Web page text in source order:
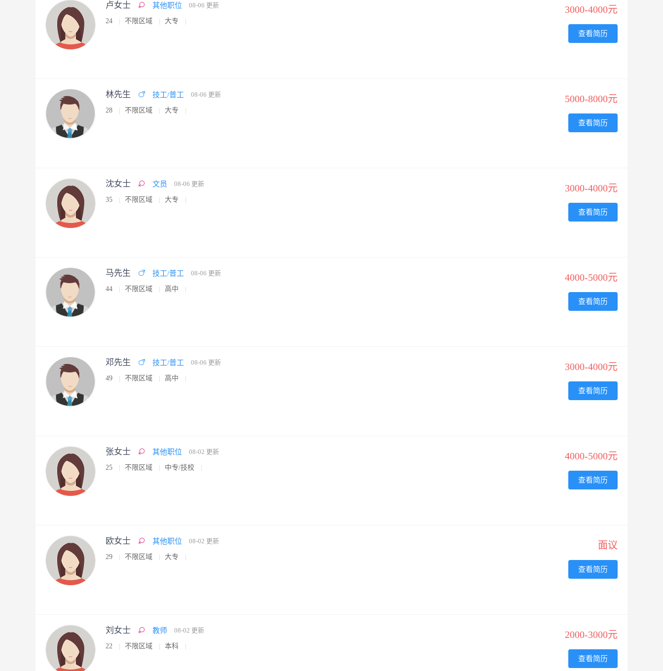
卢女士 其他职位 08-06 更新
24 不限区域 大专
3000-4000元
查看简历
林先生 技工/普工 08-06 更新
28 不限区域 大专
5000-8000元
查看简历
沈女士 文员 08-06 更新
35 不限区域 大专
3000-4000元
查看简历
马先生 技工/普工 08-06 更新
44 不限区域 高中
4000-5000元
查看简历
邓先生 技工/普工 08-06 更新
49 不限区域 高中
3000-4000元
查看简历
张女士 其他职位 08-02 更新
25 不限区域 中专/技校
4000-5000元
查看简历
欧女士 其他职位 08-02 更新
29 不限区域 大专
面议
查看简历
刘女士 教师 08-02 更新
22 不限区域 本科
2000-3000元
查看简历